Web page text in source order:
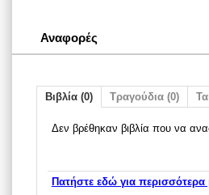
Αναφορές
Βιβλία (0) Τραγούδια (0)
Δεν βρέθηκαν βιβλία που να
Πατήστε εδώ για περισσότερα